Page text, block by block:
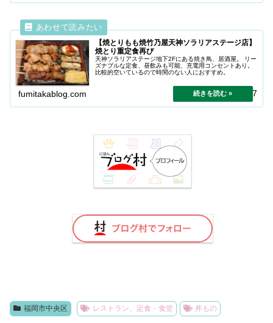
【焼とりもも焼竹乃屋天神ソラリアステージ店】
焼とり重定食再び
天神ソラリアステージ地下2Fにある焼き鳥、居酒屋。 リー
ズナブルな定食、昼飲みも可能、充電用コンセントあり。
比較的空いているので時間のない人におすすめ。
fumitakablog.com 2024.04.27
福岡市中央区 レストラン、定食・食堂 丼もの